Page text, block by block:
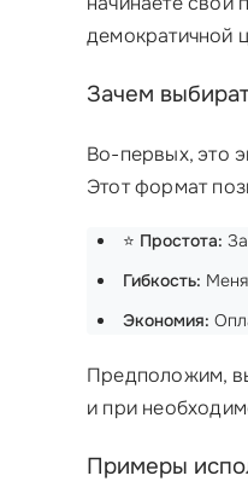
демократичной
Зачем
Во-первых, это
Этот формат
⭐️ Простота:
Гибкость:
Экономия:
Предположим,
и при
Примеры